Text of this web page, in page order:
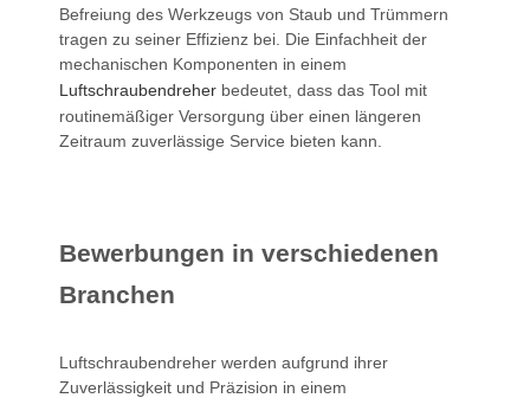
Befreiung des Werkzeugs von Staub und Trümmern
tragen zu seiner Effizienz bei. Die Einfachheit der
mechanischen Komponenten in einem
Luftschraubendreher bedeutet, dass das Tool mit
routinemäßiger Versorgung über einen längeren
Zeitraum zuverlässige Service bieten kann.
Bewerbungen in verschiedenen
Branchen
Luftschraubendreher werden aufgrund ihrer
Zuverlässigkeit und Präzision in einem